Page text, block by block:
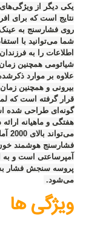
نتایج ‏است که برای
روی فشارسنج به عینک
شما می‌توانید با
شیائومی همچنین
علاوه بر موارد
بیرونی و همچنین
قرار گرفته است که
گونه‌ای طراحی شده
می‌تواند بالای ‏‏2000 آمار را در خود ذخیره کند.‏
آمپرساعتی است و
پروسه سنجش فشار
می‌شود. ‏
ویژگی ها